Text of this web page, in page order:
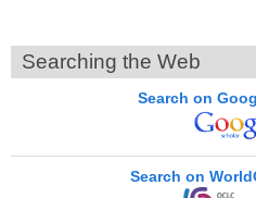
Searching the Web
Search on
Search on